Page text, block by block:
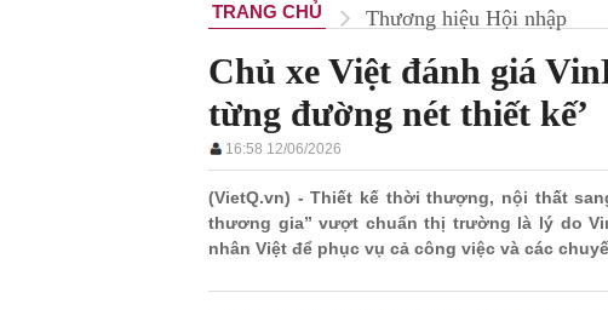
TRANG CHỦ Thương hiệu Hội nhập
Chủ xe Việt đánh giá
từng đường nét thiết kế’
16:58 12/06/2026
(VietQ.vn) - Thiết kế thời thượng, nội thất
thương gia” vượt chuẩn thị trường là lý do
nhân Việt để phục vụ cả công việc và các